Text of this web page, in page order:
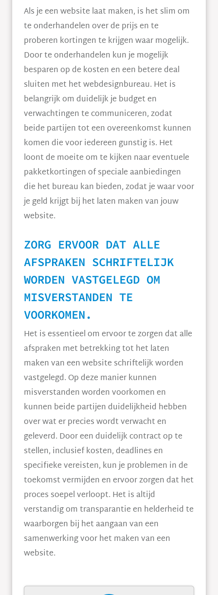
Als je een website laat maken, is het slim om
te onderhandelen over de prijs en te
proberen kortingen te krijgen waar mogelijk.
Door te onderhandelen kun je mogelijk
besparen op de kosten en een betere deal
sluiten met het webdesignbureau. Het is
belangrijk om duidelijk je budget en
verwachtingen te communiceren, zodat
beide partijen tot een overeenkomst kunnen
komen die voor iedereen gunstig is. Het
loont de moeite om te kijken naar eventuele
pakketkortingen of speciale aanbiedingen
die het bureau kan bieden, zodat je waar voor
je geld krijgt bij het laten maken van jouw
website.
ZORG ERVOOR DAT ALLE
AFSPRAKEN SCHRIFTELIJK
WORDEN VASTGELEGD OM
MISVERSTANDEN TE
VOORKOMEN.
Het is essentieel om ervoor te zorgen dat alle
afspraken met betrekking tot het laten
maken van een website schriftelijk worden
vastgelegd. Op deze manier kunnen
misverstanden worden voorkomen en
kunnen beide partijen duidelijkheid hebben
over wat er precies wordt verwacht en
geleverd. Door een duidelijk contract op te
stellen, inclusief kosten, deadlines en
specifieke vereisten, kun je problemen in de
toekomst vermijden en ervoor zorgen dat het
proces soepel verloopt. Het is altijd
verstandig om transparantie en helderheid te
waarborgen bij het aangaan van een
samenwerking voor het maken van een
website.